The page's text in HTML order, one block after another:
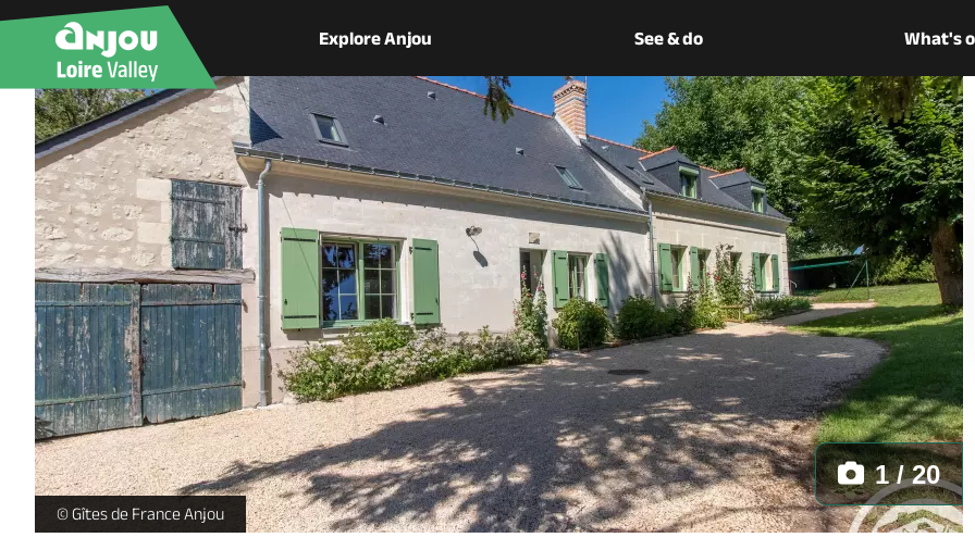
Explore Anjou See & do What's
Gîte de La Fontaine_1 -
© Gîtes de France Anjou
1 / 20